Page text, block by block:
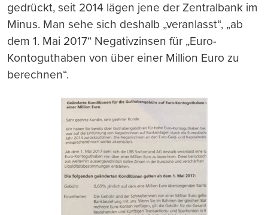
gedrückt, seit 2014 lägen jene der Zentralbank im
Minus. Man sehe sich deshalb „veranlasst“, „ab
dem 1. Mai 2017“ Negativzinsen für „Euro-
Kontoguthaben von über einer Million Euro zu
berechnen“.